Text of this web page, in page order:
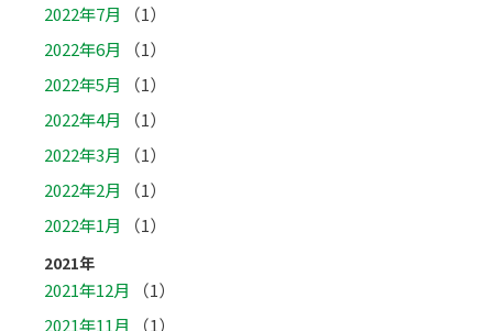
2022年7月
（1）
2022年6月
（1）
2022年5月
（1）
2022年4月
（1）
2022年3月
（1）
2022年2月
（1）
2022年1月
（1）
2021年
2021年12月
（1）
2021年11月
（1）